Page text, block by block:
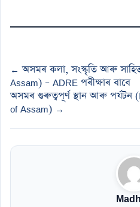
← অসমৰ কলা, সংস্কৃতি আৰু
Assam) – ADRE পৰীক্ষাৰ বাবে
অসমৰ গুৰুত্বপূৰ্ণ স্থান আৰু পৰ্যটন
of Assam) →